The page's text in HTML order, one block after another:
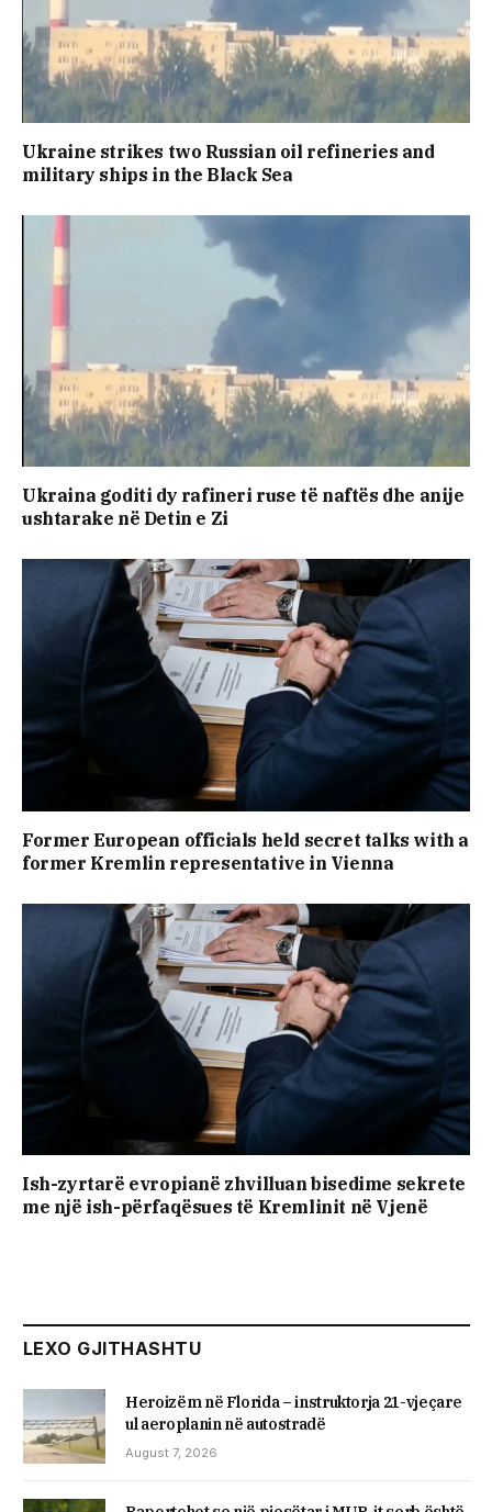
Ukraine strikes two Russian oil refineries and
military ships in the Black Sea
Ukraina goditi dy rafineri ruse të naftës dhe anije
ushtarake në Detin e Zi
Former European officials held secret talks with a
former Kremlin representative in Vienna
Ish-zyrtarë evropianë zhvilluan bisedime sekrete
me një ish-përfaqësues të Kremlinit në Vjenë
LEXO GJITHASHTU
Heroizëm në Florida – instruktorja 21-vjeçare
ul aeroplanin në autostradë
August 7, 2026